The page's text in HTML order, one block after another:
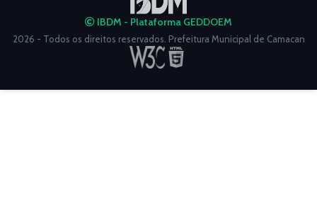
IBDM - Plataforma GEDDOEM
2026 - Todos os direitos reservados. Prefeitura Municipal de Camacan